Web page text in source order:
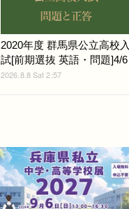
2020年度 群馬県公立高校入
試[前期選抜 英語・問題]4/6
2026.8.8 Sat 2:57